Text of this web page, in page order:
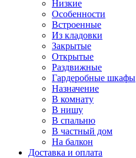
Низкие
Особенности
Встроенные
Из кладовки
Закрытые
Открытые
Раздвижные
Гардеробные шкафы
Назначение
В комнату
В нишу
В спальню
В частный дом
На балкон
Доставка и оплата